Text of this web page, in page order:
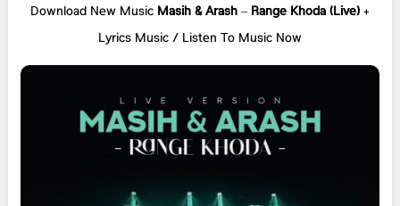
Download New Music Masih & Arash– Range Khoda (Live)+
Lyrics Music / Listen To Music Now